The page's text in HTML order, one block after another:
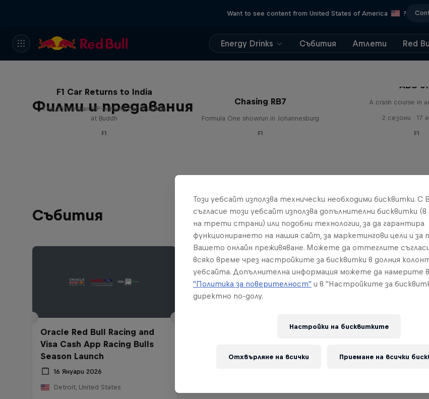
Want to see content from United States of America ?
Energy Drinks Събития Атлети Red
Филми и предавания
F1 Car Returns to India
The 2012 Indian GP-winning car in action
at Buddh
F1
Chasing RB7
Formula One showrun in Johannesburg
F1
ABC
A crash course in
2 сезони · 17
F1
Събития
Oracle Red Bull Racing and
Visa Cash App Racing Bulls
Season Launch
16 Януари 2026
Detroit, United States
Този уебсайт използва технически необходими бисквитки.
съгласие този уебсайт използва допълнителни бисквитки (в
на трети страни) или подобни технологии, за да гарантира
функционирането на нашия сайт, за маркетингови цели и за
Вашето онлайн преживяване. Можете да оттеглите
всяко време чрез настройките за бисквитки в долния
уебсайта. Допълнителна информация можете да намерите
"Политика за поверителност" и в "Настройките за
директно по-долу.
Настройки на бисквитките
Отхвърляне на всички Приемане на всички